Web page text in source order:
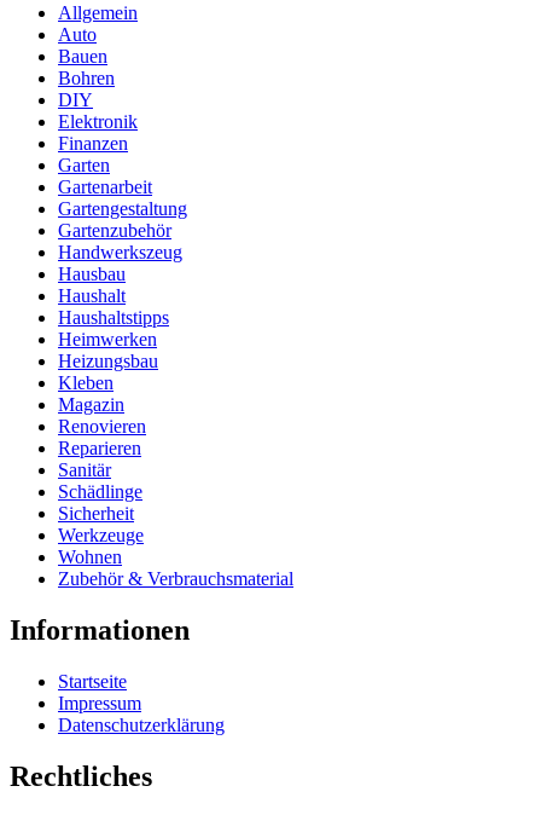
Allgemein
Auto
Bauen
Bohren
DIY
Elektronik
Finanzen
Garten
Gartenarbeit
Gartengestaltung
Gartenzubehör
Handwerkszeug
Hausbau
Haushalt
Haushaltstipps
Heimwerken
Heizungsbau
Kleben
Magazin
Renovieren
Reparieren
Sanitär
Schädlinge
Sicherheit
Werkzeuge
Wohnen
Zubehör & Verbrauchsmaterial
Informationen
Startseite
Impressum
Datenschutzerklärung
Rechtliches